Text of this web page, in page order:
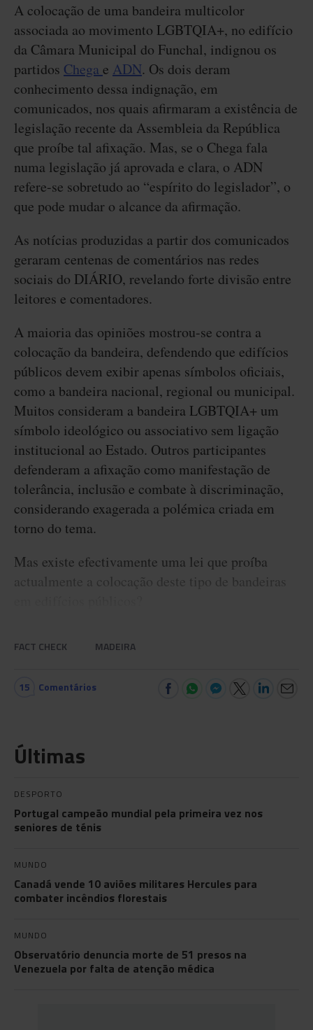
A colocação de uma bandeira multicolor
associada ao movimento LGBTQIA+, no edifício
da Câmara Municipal do Funchal, indignou os
partidos Chega e ADN. Os dois deram
conhecimento dessa indignação, em
comunicados, nos quais afirmaram a existência de
legislação recente da Assembleia da República
que proíbe tal afixação. Mas, se o Chega fala
numa legislação já aprovada e clara, o ADN
refere-se sobretudo ao “espírito do legislador”, o
que pode mudar o alcance da afirmação.
As notícias produzidas a partir dos comunicados
geraram centenas de comentários nas redes
sociais do DIÁRIO, revelando forte divisão entre
leitores e comentadores.
A maioria das opiniões mostrou-se contra a
colocação da bandeira, defendendo que edifícios
públicos devem exibir apenas símbolos oficiais,
como a bandeira nacional, regional ou municipal.
Muitos consideram a bandeira LGBTQIA+ um
símbolo ideológico ou associativo sem ligação
institucional ao Estado. Outros participantes
defenderam a afixação como manifestação de
tolerância, inclusão e combate à discriminação,
considerando exagerada a polémica criada em
torno do tema.
Mas existe efectivamente uma lei que proíba
actualmente a colocação deste tipo de bandeiras
FACT CHECK MADEIRA
15 Comentários
Últimas
DESPORTO
Portugal campeão mundial pela primeira vez nos
seniores de ténis
MUNDO
Canadá vende 10 aviões militares Hercules para
combater incêndios florestais
MUNDO
Observatório denuncia morte de 51 presos na
Venezuela por falta de atenção médica